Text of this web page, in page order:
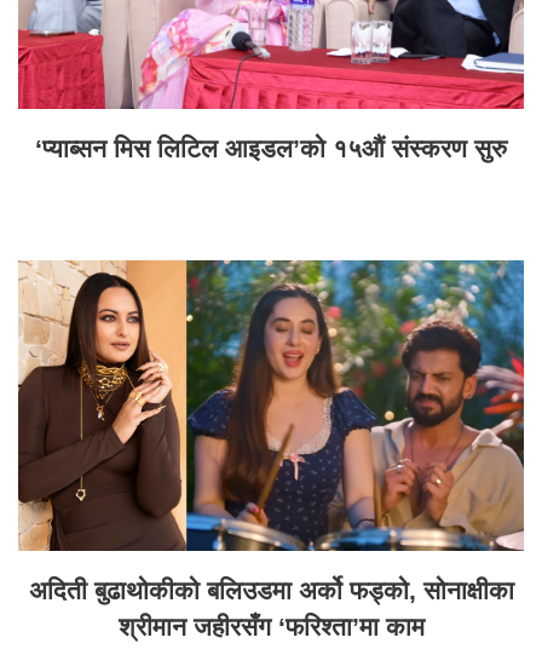
‘प्याब्सन मिस लिटिल आइडल’को १५औं संस्करण सुरु
अदिती बुढाथोकीको बलिउडमा अर्को फड्को, सोनाक्षीका
श्रीमान जहीरसँग ‘फरिश्ता’मा काम